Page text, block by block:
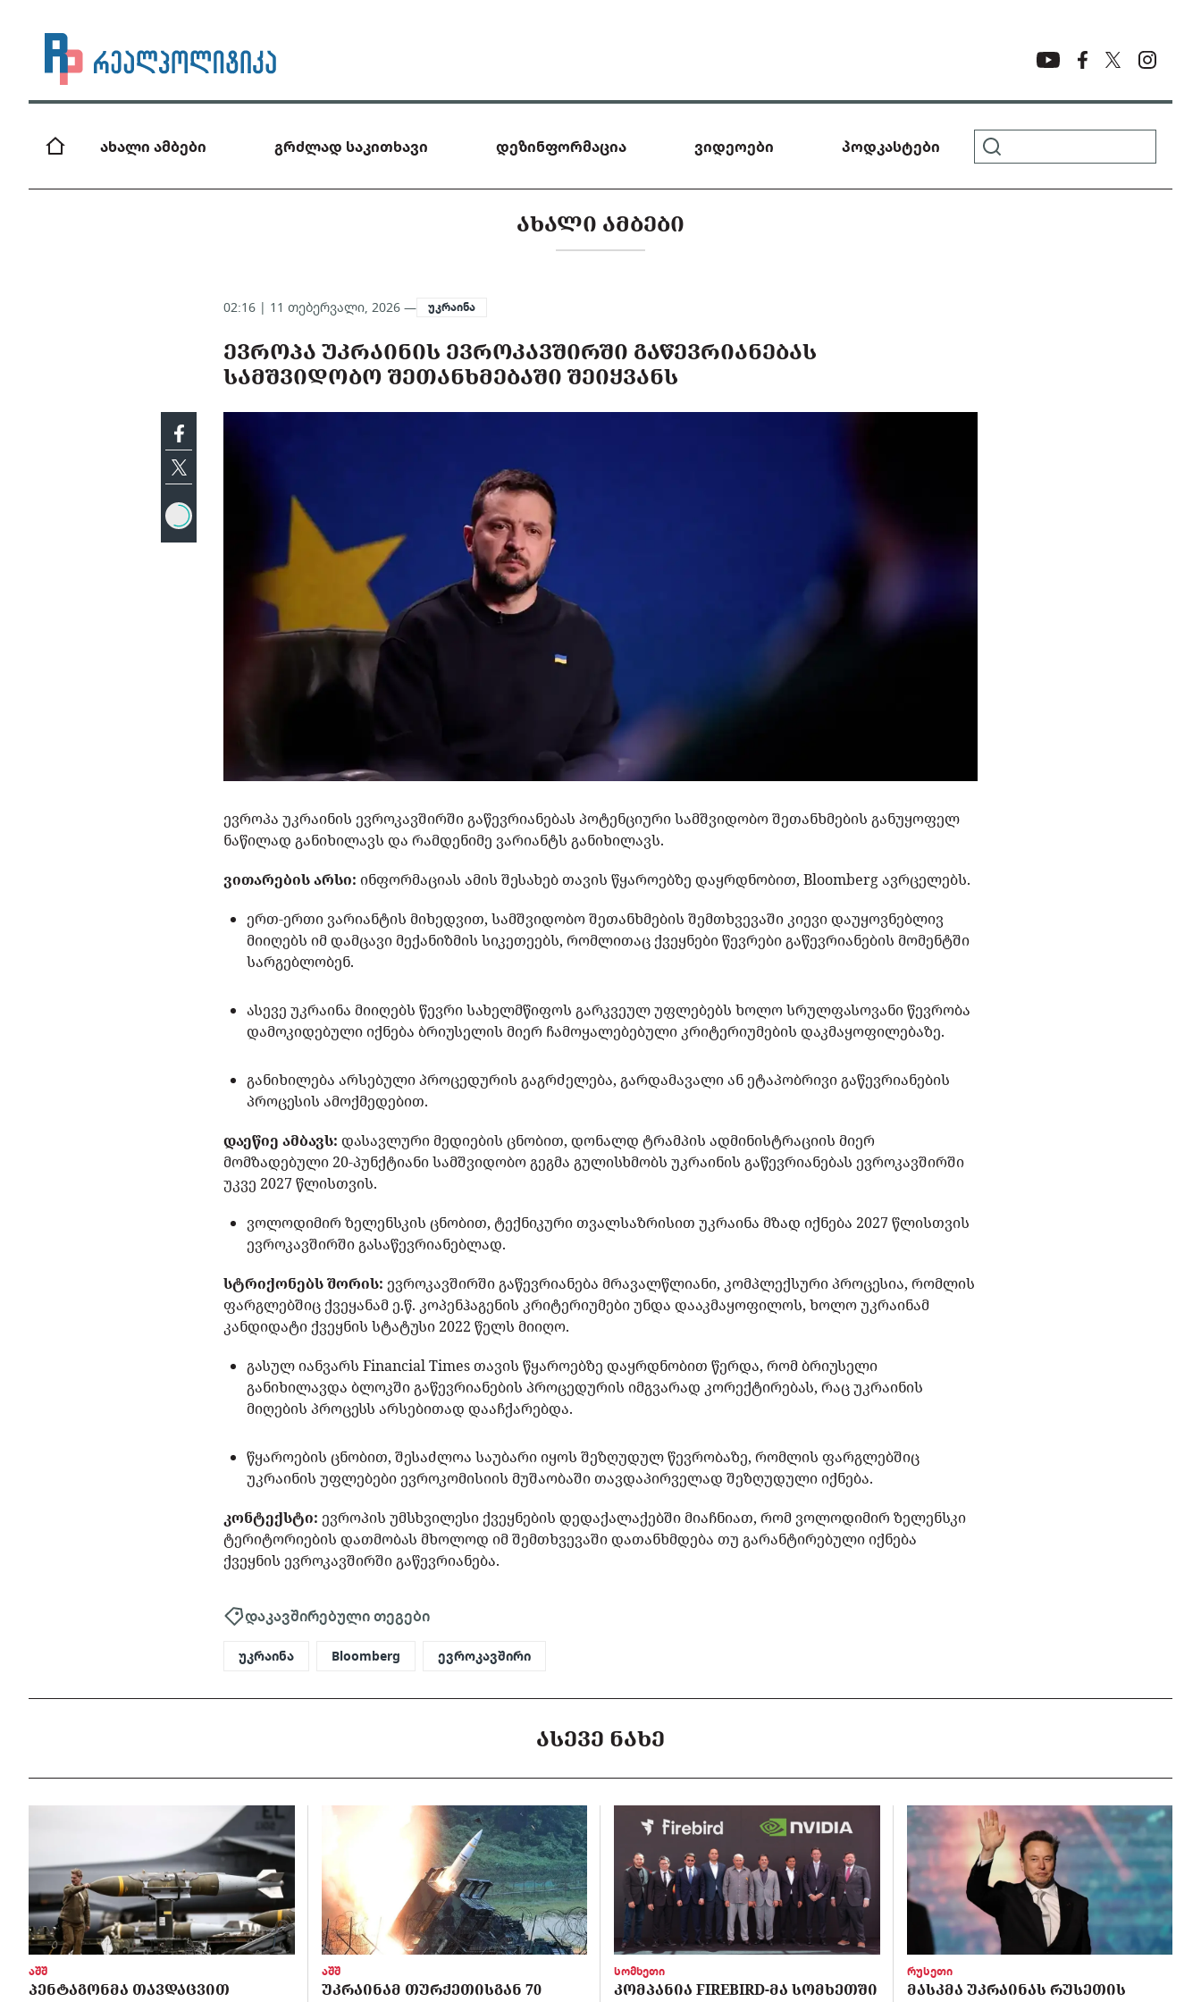
ახალი ამბები გრძლად საკითხავი დეზინფორმაცია ვიდეოები პოდკასტები
ᲐᲮᲐᲚᲘ ᲐᲛᲑᲔᲑᲘ
02:16 | 11 თებერვალი, 2026 — უკრაინა
ᲔᲕᲠᲝᲞᲐ ᲣᲙᲠᲐᲘᲜᲘᲡ ᲔᲕᲠᲝᲙᲐᲕᲨᲘᲠᲨᲘ ᲒᲐᲬᲔᲕᲠᲘᲐᲜᲔᲑᲐᲡ
ᲡᲐᲛᲨᲕᲘᲓᲝᲑᲝ ᲨᲔᲗᲐᲜᲮᲛᲔᲑᲐᲨᲘ ᲨᲔᲘᲧᲕᲐᲜᲡ
ევროპა უკრაინის ევროკავშირში გაწევრიანებას პოტენციური სამშვიდობო შეთანხმების განუყოფელ
ნაწილად განიხილავს და რამდენიმე ვარიანტს განიხილავს.
ვითარების არსი: ინფორმაციას ამის შესახებ თავის წყაროებზე დაყრდნობით, Bloomberg ავრცელებს.
ერთ-ერთი ვარიანტის მიხედვით, სამშვიდობო შეთანხმების შემთხვევაში კიევი დაუყოვნებლივ
მიიღებს იმ დამცავი მექანიზმის სიკეთეებს, რომლითაც ქვეყნები წევრები გაწევრიანების მომენტში
სარგებლობენ.
ასევე უკრაინა მიიღებს წევრი სახელმწიფოს გარკვეულ უფლებებს ხოლო სრულფასოვანი წევრობა
დამოკიდებული იქნება ბრიუსელის მიერ ჩამოყალებებული კრიტერიუმების დაკმაყოფილებაზე.
განიხილება არსებული პროცედურის გაგრძელება, გარდამავალი ან ეტაპობრივი გაწევრიანების
პროცესის ამოქმედებით.
დაეწიე ამბავს: დასავლური მედიების ცნობით, დონალდ ტრამპის ადმინისტრაციის მიერ
მომზადებული 20-პუნქტიანი სამშვიდობო გეგმა გულისხმობს უკრაინის გაწევრიანებას ევროკავშირში
უკვე 2027 წლისთვის.
ვოლოდიმირ ზელენსკის ცნობით, ტექნიკური თვალსაზრისით უკრაინა მზად იქნება 2027 წლისთვის
ევროკავშირში გასაწევრიანებლად.
სტრიქონებს შორის: ევროკავშირში გაწევრიანება მრავალწლიანი, კომპლექსური პროცესია, რომლის
ფარგლებშიც ქვეყანამ ე.წ. კოპენჰაგენის კრიტერიუმები უნდა დააკმაყოფილოს, ხოლო უკრაინამ
კანდიდატი ქვეყნის სტატუსი 2022 წელს მიიღო.
გასულ იანვარს Financial Times თავის წყაროებზე დაყრდნობით წერდა, რომ ბრიუსელი
განიხილავდა ბლოკში გაწევრიანების პროცედურის იმგვარად კორექტირებას, რაც უკრაინის
მიღების პროცესს არსებითად დააჩქარებდა.
წყაროების ცნობით, შესაძლოა საუბარი იყოს შეზღუდულ წევრობაზე, რომლის ფარგლებშიც
უკრაინის უფლებები ევროკომისიის მუშაობაში თავდაპირველად შეზღუდული იქნება.
კონტექსტი: ევროპის უმსხვილესი ქვეყნების დედაქალაქებში მიაჩნიათ, რომ ვოლოდიმირ ზელენსკი
ტერიტორიების დათმობას მხოლოდ იმ შემთხვევაში დათანხმდება თუ გარანტირებული იქნება
ქვეყნის ევროკავშირში გაწევრიანება.
დაკავშირებული თეგები
უკრაინა Bloomberg ევროკავშირი
ᲐᲡᲔᲕᲔ ᲜᲐᲮᲔ
აშშ
ᲞᲔᲜᲢᲐᲒᲝᲜᲛᲐ ᲗᲐᲕᲓᲐᲪᲕᲘᲗ
აშშ
ᲣᲙᲠᲐᲘᲜᲐᲛ ᲗᲣᲠᲥᲔᲗᲘᲡᲒᲐᲜ 70
სომხეთი
ᲙᲝᲛᲞᲐᲜᲘᲐ FIREBIRD-ᲛᲐ ᲡᲝᲛᲮᲔᲗᲨᲘ
რუსეთი
ᲛᲐᲡᲙᲛᲐ ᲣᲙᲠᲐᲘᲜᲐᲡ ᲠᲣᲡᲔᲗᲘᲡ